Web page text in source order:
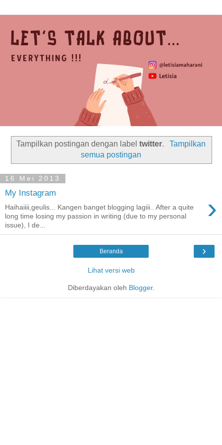
Tampilkan postingan dengan labeltwitter.
Tampilkan
semua postingan
16 Mei 2013
My Instagram ›
Haihaiiii,geulis... Kangen banget blogging lagiii.. After a quite
long time losing my passion in writing (due to my personal
issue), I de...
›
Beranda
Lihat versi web
Diberdayakan oleh Blogger.